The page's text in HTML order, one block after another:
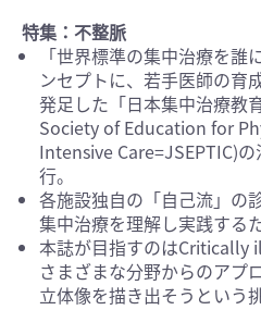
特集：不整脈
「世界標準の集中治療を
ンセプトに、若手医師の育
発足した「日本集中治療教
Society of Education for
Intensive Care=JSEPTIC)
行。
各施設独自の「自己流」の
集中治療を理解し実践する
本誌が目指すのはCritically
さまざまな分野からのア
立体像を描き出そうという